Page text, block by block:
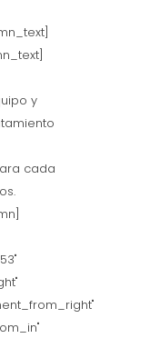
y
cada